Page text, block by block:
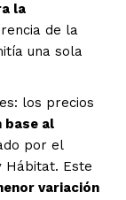
la
de la
una sola
los precios
base al
por el
Hábitat. Este
variación